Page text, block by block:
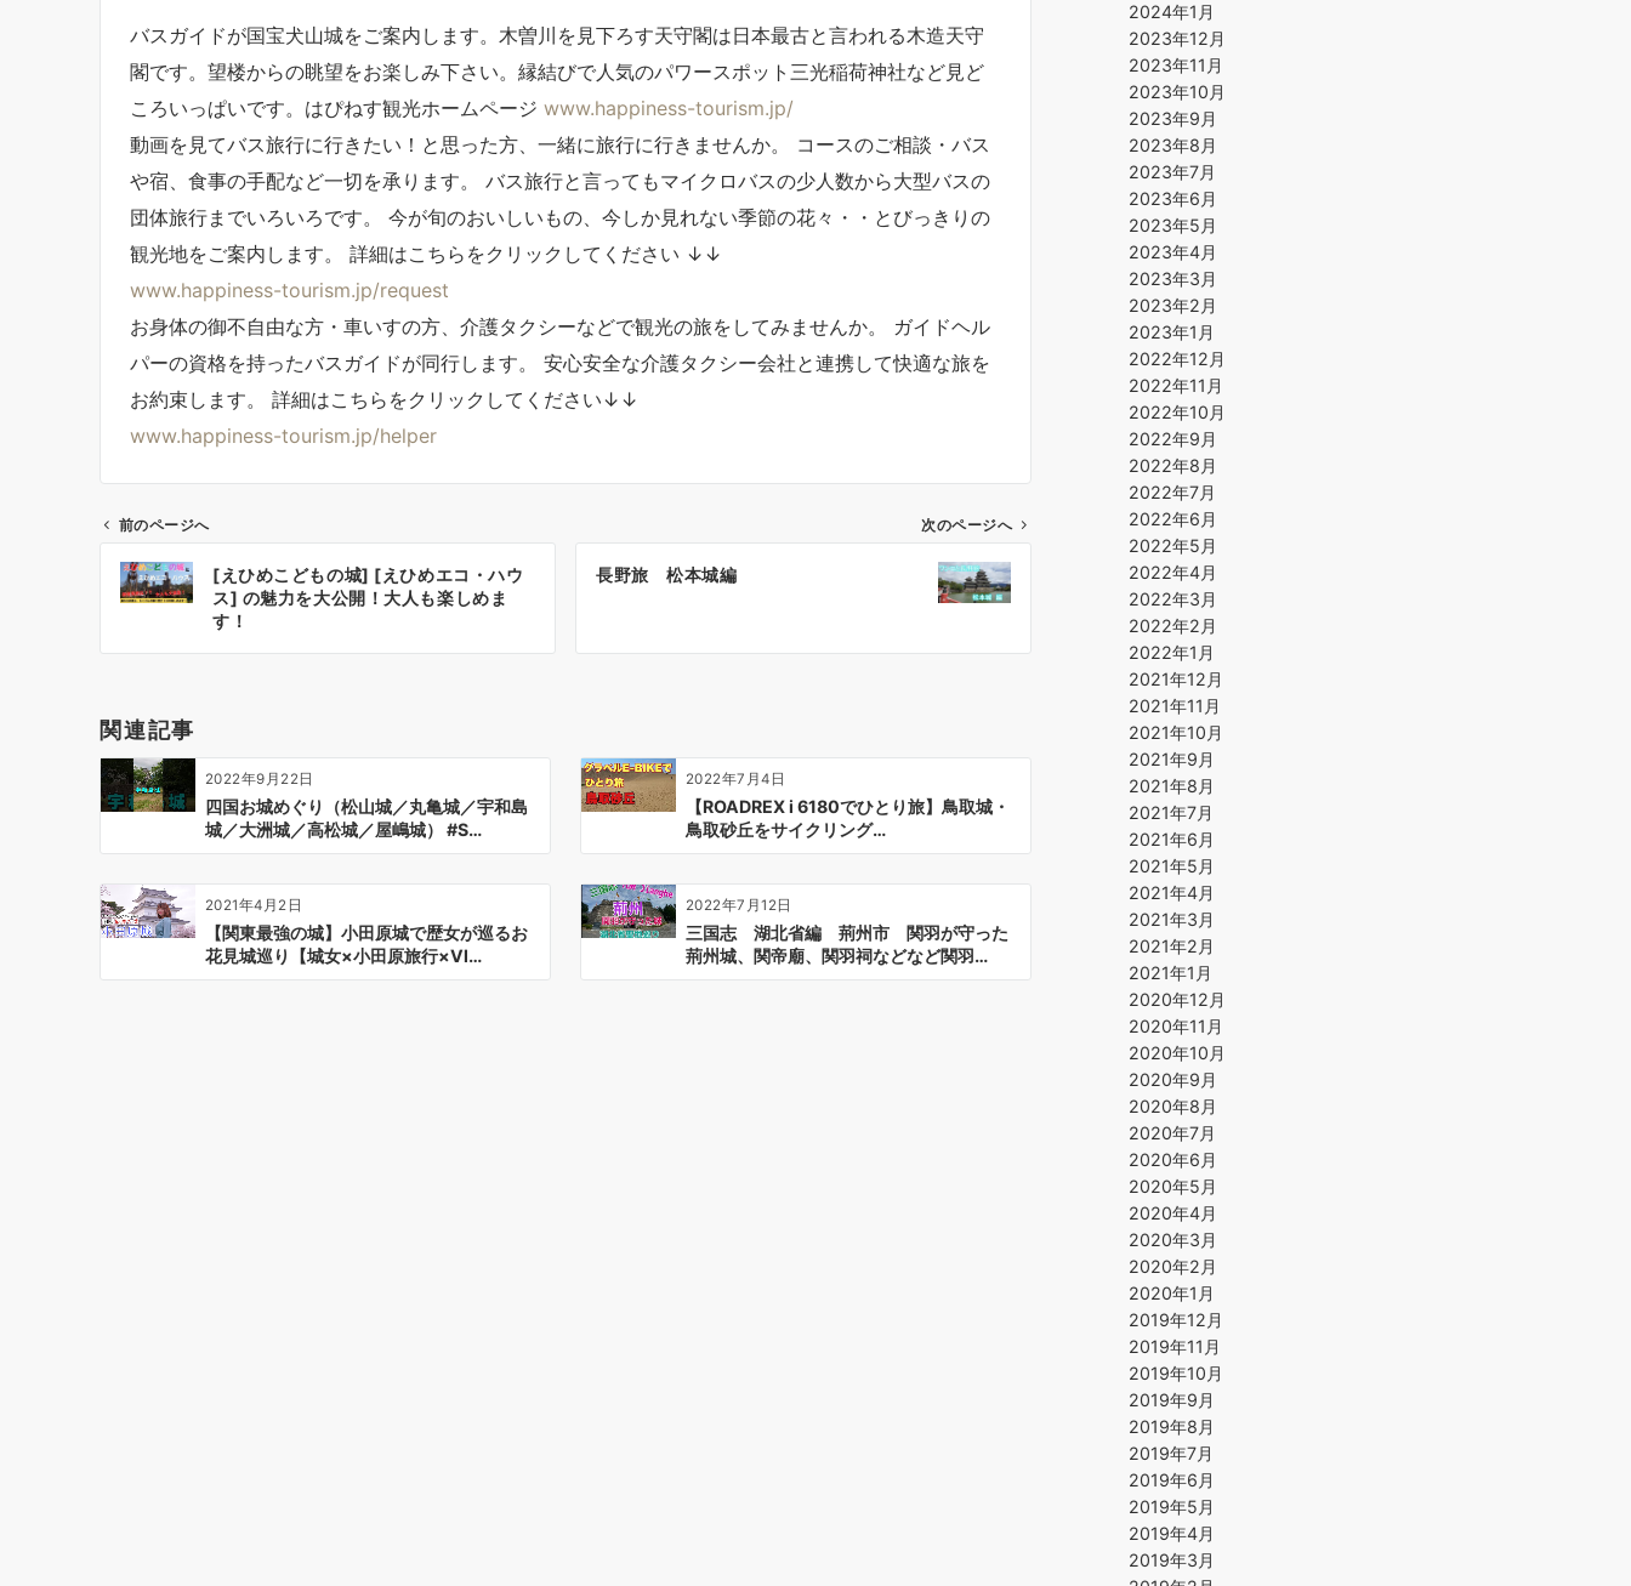
バスガイドが国宝犬山城をご案内します。木曽川を見下ろす天守閣は日本最古と言われる木造天守
閣です。望楼からの眺望をお楽しみ下さい。縁結びで人気のパワースポット三光稲荷神社など見ど
ころいっぱいです。はぴねす観光ホームページ www.happiness-tourism.jp/
動画を見てバス旅行に行きたい！と思った方、一緒に旅行に行きませんか。 コースのご相談・バス
や宿、食事の手配など一切を承ります。 バス旅行と言ってもマイクロバスの少人数から大型バスの
団体旅行までいろいろです。 今が旬のおいしいもの、今しか見れない季節の花々・・とびっきりの
観光地をご案内します。 詳細はこちらをクリックしてください ↓↓
www.happiness-tourism.jp/request
お身体の御不自由な方・車いすの方、介護タクシーなどで観光の旅をしてみませんか。 ガイドヘル
パーの資格を持ったバスガイドが同行します。 安心安全な介護タクシー会社と連携して快適な旅を
お約束します。 詳細はこちらをクリックしてください↓↓
www.happiness-tourism.jp/helper
ビ
シ
ョ
ン
前のページへ
[えひめこどもの城] [えひめエコ・ハウ
ス] の魅力を大公開！大人も楽しめま
す！
次のページへ
長野旅 松本城編
関連記事
2022年9月22日
四国お城めぐり（松山城／丸亀城／宇和島
城／大洲城／高松城／屋嶋城） #S…
2022年7月4日
【ROADREX i 6180でひとり旅】鳥取城・
鳥取砂丘をサイクリング…
2021年4月2日
【関東最強の城】小田原城で歴女が巡るお
花見城巡り【城女×小田原旅行×Vl…
2022年7月12日
三国志 湖北省編 荊州市 関羽が守った
荊州城、関帝廟、関羽祠などなど関羽…
2024年1月
2023年12月
2023年11月
2023年10月
2023年9月
2023年8月
2023年7月
2023年6月
2023年5月
2023年4月
2023年3月
2023年2月
2023年1月
2022年12月
2022年11月
2022年10月
2022年9月
2022年8月
2022年7月
2022年6月
2022年5月
2022年4月
2022年3月
2022年2月
2022年1月
2021年12月
2021年11月
2021年10月
2021年9月
2021年8月
2021年7月
2021年6月
2021年5月
2021年4月
2021年3月
2021年2月
2021年1月
2020年12月
2020年11月
2020年10月
2020年9月
2020年8月
2020年7月
2020年6月
2020年5月
2020年4月
2020年3月
2020年2月
2020年1月
2019年12月
2019年11月
2019年10月
2019年9月
2019年8月
2019年7月
2019年6月
2019年5月
2019年4月
2019年3月